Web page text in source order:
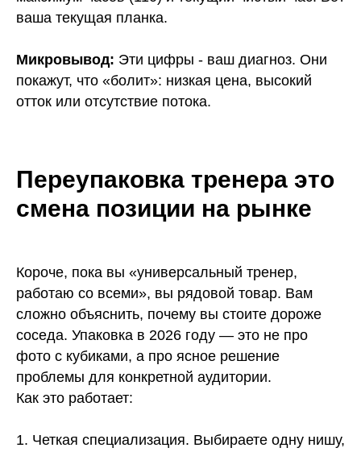
ваша текущая планка.
Микровывод: Эти цифры - ваш диагноз. Они
покажут, что «болит»: низкая цена, высокий
отток или отсутствие потока.
Переупаковка тренера это
смена позиции на рынке
Короче, пока вы «универсальный тренер,
работаю со всеми», вы рядовой товар. Вам
сложно объяснить, почему вы стоите дороже
соседа. Упаковка в 2026 году — это не про
фото с кубиками, а про ясное решение
проблемы для конкретной аудитории.
Как это работает:
1. Четкая специализация. Выбираете одну нишу,